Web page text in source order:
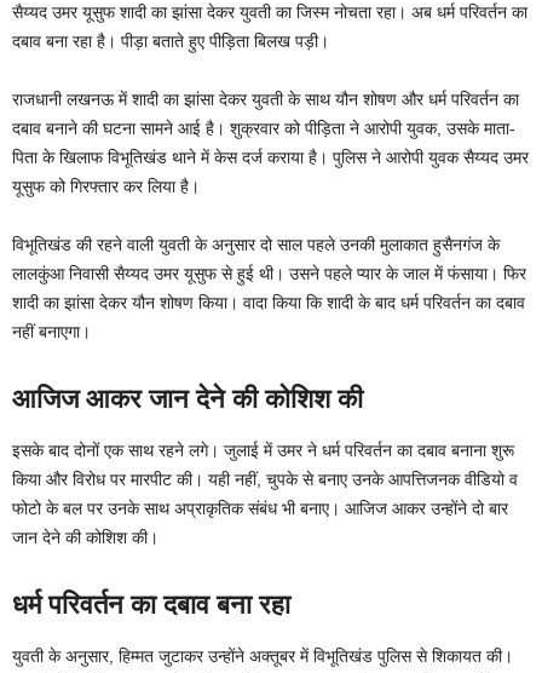
सैय्यद उमर यूसुफ शादी का झांसा देकर युवती का जिस्म नोचता रहा। अब धर्म परिवर्तन का
दबाव बना रहा है। पीड़ा बताते हुए पीड़िता बिलख पड़ी।
राजधानी लखनऊ में शादी का झांसा देकर युवती के साथ यौन शोषण और धर्म परिवर्तन का
दबाव बनाने की घटना सामने आई है। शुक्रवार को पीड़िता ने आरोपी युवक, उसके माता-
पिता के खिलाफ विभूतिखंड थाने में केस दर्ज कराया है। पुलिस ने आरोपी युवक सैय्यद उमर
यूसुफ को गिरफ्तार कर लिया है।
विभूतिखंड की रहने वाली युवती के अनुसार दो साल पहले उनकी मुलाकात हुसैनगंज के
लालकुंआ निवासी सैय्यद उमर यूसुफ से हुई थी। उसने पहले प्यार के जाल में फंसाया। फिर
शादी का झांसा देकर यौन शोषण किया। वादा किया कि शादी के बाद धर्म परिवर्तन का दबाव
नहीं बनाएगा।
आजिज आकर जान देने की कोशिश की
इसके बाद दोनों एक साथ रहने लगे। जुलाई में उमर ने धर्म परिवर्तन का दबाव बनाना शुरू
किया और विरोध पर मारपीट की। यही नहीं, चुपके से बनाए उनके आपत्तिजनक वीडियो व
फोटो के बल पर उनके साथ अप्राकृतिक संबंध भी बनाए। आजिज आकर उन्होंने दो बार
जान देने की कोशिश की।
धर्म परिवर्तन का दबाव बना रहा
युवती के अनुसार, हिम्मत जुटाकर उन्होंने अक्तूबर में विभूतिखंड पुलिस से शिकायत की।